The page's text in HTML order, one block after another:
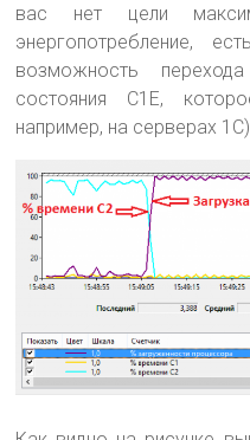
вас нет цели
энергопотребление,
возможность
состояния C1E,
например, на серверах